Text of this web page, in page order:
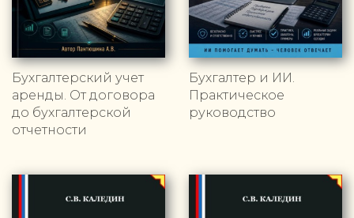
Бухгалтерский учет
аренды. От договора
до бухгалтерской
отчетности
Бухгалтер и ИИ.
Практическое
руководство